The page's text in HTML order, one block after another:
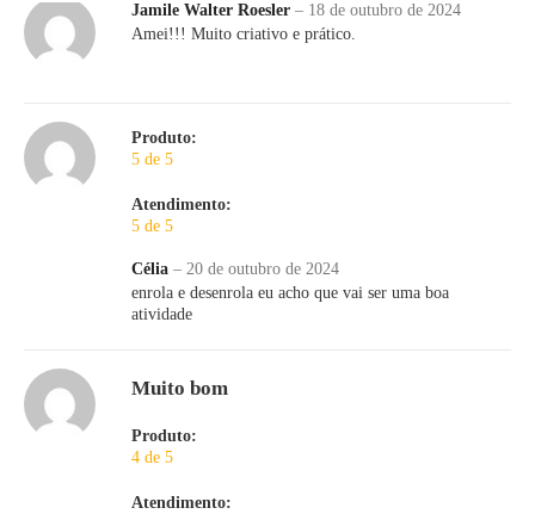
Jamile Walter Roesler – 18 de outubro de 2024
Amei!!! Muito criativo e prático.
Produto:
5 de 5
Atendimento:
5 de 5
Célia – 20 de outubro de 2024
enrola e desenrola eu acho que vai ser uma boa
atividade
Muito bom
Produto:
4 de 5
Atendimento: